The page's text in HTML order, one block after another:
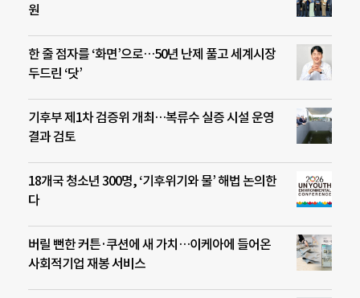
원
한 줄 점자를 ‘화면’으로…50년 난제 풀고 세계시장
두드린 ‘닷’
기후부 제1차 검증위 개최…복류수 실증 시설 운영
결과 검토
18개국 청소년 300명, ‘기후위기와 물’ 해법 논의한
다
버릴 뻔한 커튼·쿠션에 새 가치…이케아에 들어온
사회적기업 재봉 서비스